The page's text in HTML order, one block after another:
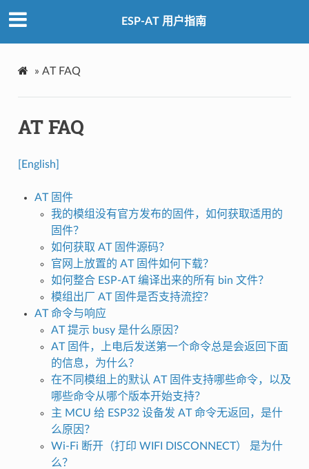
ESP-AT 用户指南
» AT FAQ
AT FAQ
[English]
AT 固件
我的模组没有官方发布的固件，如何获取适用的
固件？
如何获取 AT 固件源码？
官网上放置的 AT 固件如何下载？
如何整合 ESP-AT 编译出来的所有 bin 文件？
模组出厂 AT 固件是否支持流控？
AT 命令与响应
AT 提示 busy 是什么原因？
AT 固件，上电后发送第一个命令总是会返回下面
的信息，为什么？
在不同模组上的默认 AT 固件支持哪些命令，以及
哪些命令从哪个版本开始支持？
主 MCU 给 ESP32 设备发 AT 命令无返回，是什
么原因？
Wi-Fi 断开（打印 WIFI DISCONNECT） 是为什
么？